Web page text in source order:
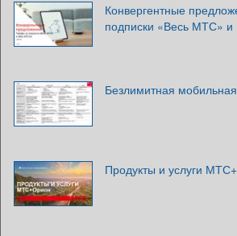
Конвергентные
подписки «Весь МТС»
Безлимитная
Продукты и услуги